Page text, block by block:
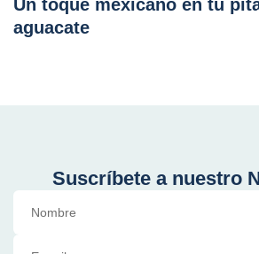
Un toque mexicano en tu
aguacate
Suscríbete a nuestro